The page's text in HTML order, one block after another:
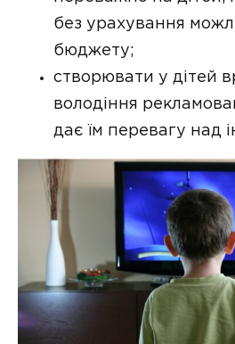
без урахування
бюджету;
створювати у дітей
володіння
дає їм перевагу над